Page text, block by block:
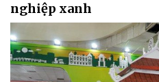
nghiệp xanh